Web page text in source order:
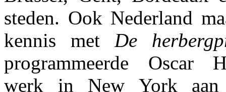
steden. Ook Nederland
kennis met De
programmeerde Oscar
werk in New York aan